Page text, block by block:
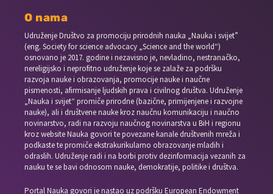
O nama
Udruženje Društvo za promociju prirodnih nauka „Nauka i svijet”
(eng. Society for science advocacy „Science and the world“)
osnovano je 2017. godine i nezavisno je, nevladino, nestranačko,
nereligijsko i neprofitno udruženje koje se zalaže za podršku
razvoja nauke i obrazovanja, promocije nauke i naučne
pismenosti, afirmisanje ljudskih prava i civilnog društva. Udruženje
„Nauka i svijet“ promiče prirodne (bazične, primijenjene i razvojne
nauke), ali i društvene nauke kroz naučnu komunikaciju i naučno
novinarstvo, radi na razvoju naučnog novinarstva u BiH i regionu
kroz website Nauka govori te povezane kanale društvenih mreža i
podkaste te promiče ekstrakurikularno obrazovanje mladih i
odraslih. Udruženje radi i na borbi protiv dezinformacija vezanih za
nauku te se bavi odnosom nauke, demokratije, politike i društva.
Portal Nauka govori je nastao uz podršku European Endowment